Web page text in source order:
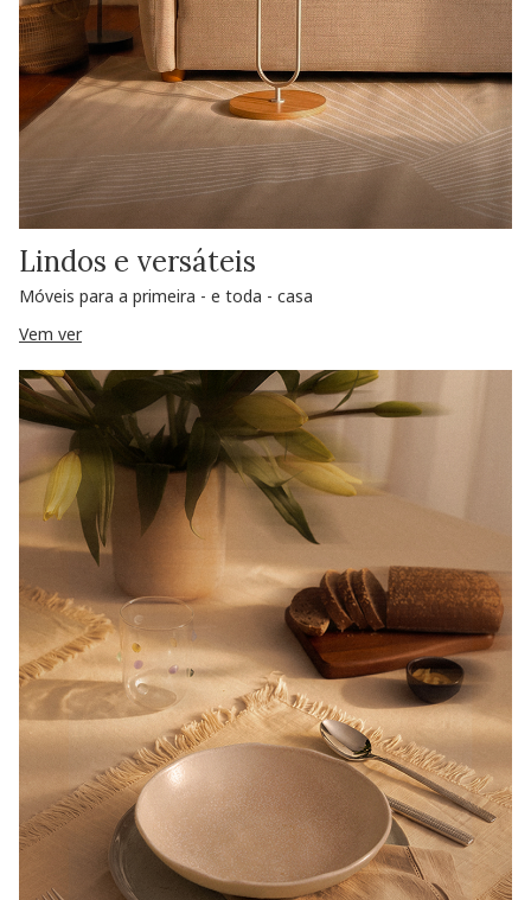
Lindos e versáteis
Móveis para a primeira - e toda - casa
Vem ver